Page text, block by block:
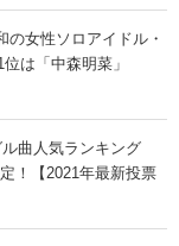
の女性ソロアイドル・
は「中森明菜」
曲人気ランキング
！【2021年最新投票